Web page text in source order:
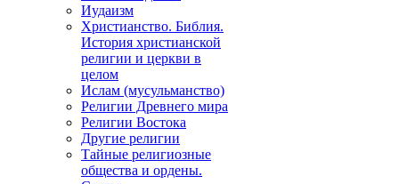
Иудаизм
Христианство. Библия.
История христианской
религии и церкви в
целом
Ислам (мусульманство)
Религии Древнего мира
Религии Востока
Другие религии
Тайные религиозные
общества и ордены.